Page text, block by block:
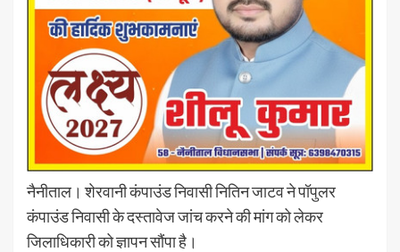
नैनीताल। शेरवानी कंपाउंड निवासी नितिन जाटव ने पॉपुलर
कंपाउंड निवासी के दस्तावेज जांच करने की मांग को लेकर
जिलाधिकारी को ज्ञापन सौंपा है।